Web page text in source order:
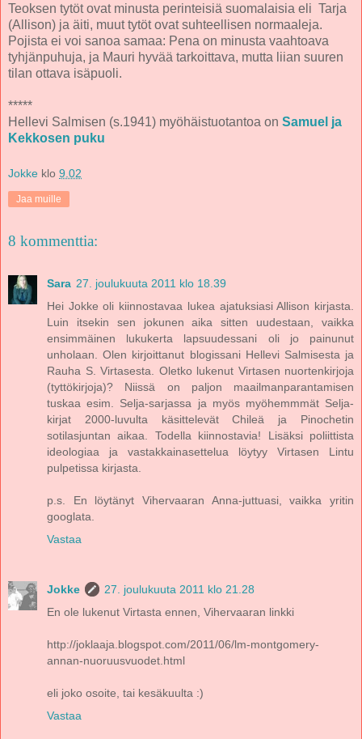
Teoksen tytöt ovat minusta perinteisiä suomalaisia eli Tarja
(Allison) ja äiti, muut tytöt ovat suhteellisen normaaleja.
Pojista ei voi sanoa samaa: Pena on minusta vaahtoava
tyhjänpuhuja, ja Mauri hyvää tarkoittava, mutta liian suuren
tilan ottava isäpuoli.
*****
Hellevi Salmisen (s.1941) myöhäistuotantoa on Samuel ja
Kekkosen puku
Jokke klo 9.02
Jaa muille
8 kommenttia:
Sara 27. joulukuuta 2011 klo 18.39
Hei Jokke oli kiinnostavaa lukea ajatuksiasi Allison kirjasta.
Luin itsekin sen jokunen aika sitten uudestaan, vaikka
ensimmäinen lukukerta lapsuudessani oli jo painunut
unholaan. Olen kirjoittanut blogissani Hellevi Salmisesta ja
Rauha S. Virtasesta. Oletko lukenut Virtasen nuortenkirjoja
(tyttökirjoja)? Niissä on paljon maailmanparantamisen
tuskaa esim. Selja-sarjassa ja myös myöhemmmät Selja-
kirjat 2000-luvulta käsittelevät Chileä ja Pinochetin
sotilasjuntan aikaa. Todella kiinnostavia! Lisäksi poliittista
ideologiaa ja vastakkainasettelua löytyy Virtasen Lintu
pulpetissa kirjasta.
p.s. En löytänyt Vihervaaran Anna-juttuasi, vaikka yritin
googlata.
Vastaa
Jokke
27. joulukuuta 2011 klo 21.28
En ole lukenut Virtasta ennen, Vihervaaran linkki
http://joklaaja.blogspot.com/2011/06/lm-montgomery-
annan-nuoruusvuodet.html
eli joko osoite, tai kesäkuulta :)
Vastaa